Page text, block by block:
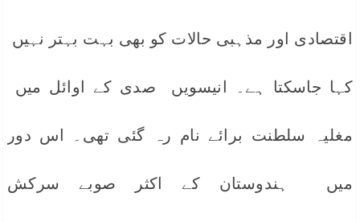
اقتصادی اور مذہبی حالات کو بھی بہت بہتر نہیں
کہا جاسکتا ہے۔ انیسویں صدی کے اوائل میں
مغلیہ سلطنت برائے نام رہ گئی تھی۔ اس دور
میں ہندوستان کے اکثر صوبے سرکش